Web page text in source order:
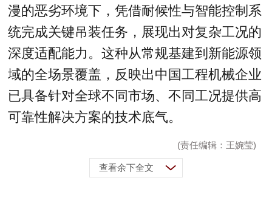
漫的恶劣环境下，凭借耐候性与智能控制系
统完成关键吊装任务，展现出对复杂工况的
深度适配能力。这种从常规基建到新能源领
域的全场景覆盖，反映出中国工程机械企业
已具备针对全球不同市场、不同工况提供高
可靠性解决方案的技术底气。
(责任编辑：王婉莹)
查看余下全文